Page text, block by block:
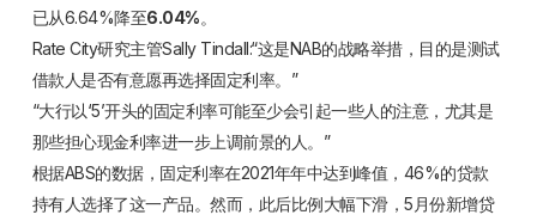
已从6.64%降至6.04%。
Rate City研究主管Sally Tindall:“这是NAB的战略举措，目的是测试
借款人是否有意愿再选择固定利率。”
“大行以‘5’开头的固定利率可能至少会引起一些人的注意，尤其是
那些担心现金利率进一步上调前景的人。”
根据ABS的数据，固定利率在2021年年中达到峰值，46%的贷款
持有人选择了这一产品。然而，此后比例大幅下滑，5月份新增贷